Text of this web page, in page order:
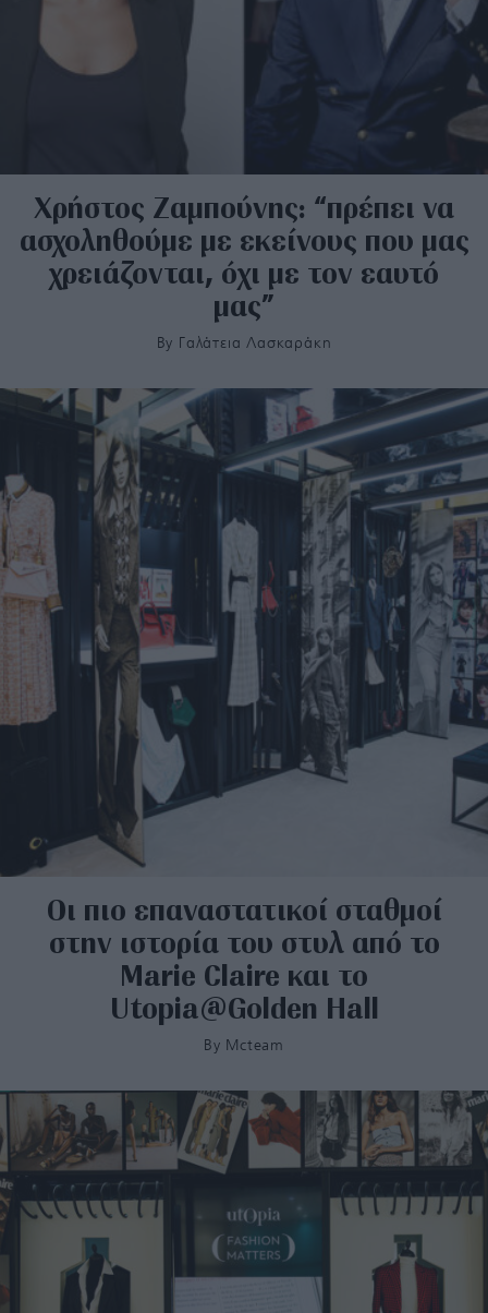
Χρήστος Ζαμπούνης: “πρέπει να
ασχοληθούμε με εκείνους που μας
χρειάζονται, όχι με τον εαυτό
μας”
By Γαλάτεια Λασκαράκη
Οι πιο επαναστατικοί σταθμοί
στην ιστορία του στυλ από το
Μarie Claire και το
Utopia@Golden Hall
By Mcteam